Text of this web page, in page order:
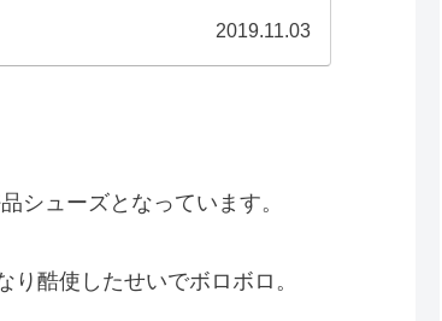
2019.11.03
シューズとなっています。
酷使したせいでボロボロ。